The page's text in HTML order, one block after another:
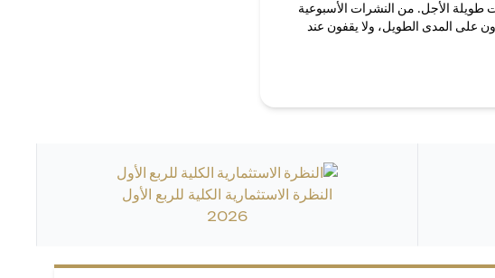
طويلة الأجل. من النشرات الأسبوعية
على المدى الطويل، ولا يقفون عند
النظرة الاستثمارية الكلية للربع الأول
2026